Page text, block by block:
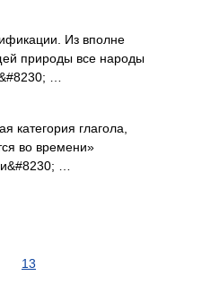
Из вполне
природы все народы
…
глагола,
во времени»
…
13